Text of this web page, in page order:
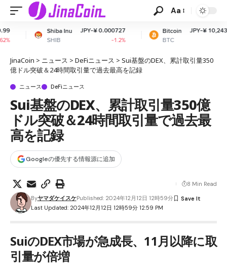
Aa
Inu
JPY-¥ 0.000727
-1.2%
Bitcoin
BTC
JPY-¥ 10,243,128.01
JinaCoin > ニュース > DeFiニュース > Sui基盤のDEX、累計取引量350
億ドル突破＆24時間取引量で過去最高を記録
ニュース DeFiニュース
Sui基盤のDEX、累計取引量350億
ドル突破＆24時間取引量で過去最
高を記録
Googleの優先する情報源に追加
Last Updated: 2024年12月12日 12時59分 12:59 PM
ByヤマダケイスケPublished: 2024年12月12日 12時59分
8 Min Read
SuiのDEX市場が急成長、11月以降に取
引量が倍増